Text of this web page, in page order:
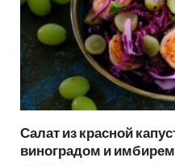
Салат из красной
виноградом и имбирем